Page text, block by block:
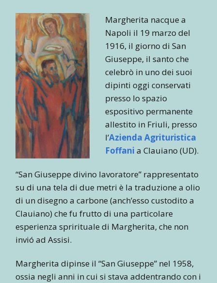
Margherita nacque a
Napoli il 19 marzo del
1916, il giorno di San
Giuseppe, il santo che
celebrò in uno dei suoi
dipinti oggi conservati
presso lo spazio
espositivo permanente
allestito in Friuli, presso
l’Azienda Agrituristica
Foffani a Clauiano (UD).
“San Giuseppe divino lavoratore” rappresentato
su di una tela di due metri è la traduzione a olio
di un disegno a carbone (anch’esso custodito a
Clauiano) che fu frutto di una particolare
esperienza sprirituale di Margherita, che non
invió ad Assisi.
Margherita dipinse il “San Giuseppe” nel 1958,
ossia negli anni in cui si stava addentrando con i